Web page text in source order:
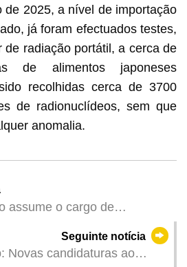
de 2025, a nível de importação
já foram efectuados testes,
de radiação portátil, a cerca de
de alimentos japoneses
recolhidas cerca de 3700
de radionuclídeos, sem que
anomalia.
assume o cargo de
de MacauSeguinte notícia
Novas candidaturas ao